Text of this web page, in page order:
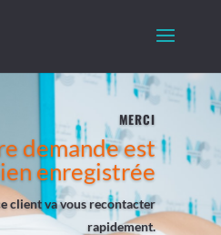
MERCI
demande est
enregistrée
client va vous recontacter
rapidement.